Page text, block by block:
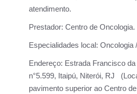
atendimento.
Prestador: Centro de Oncologia.
Especialidades local: Oncologia
Endereço: Estrada Francisco
n°5.599, Itaipú, Niterói, RJ
pavimento superior ao Centro